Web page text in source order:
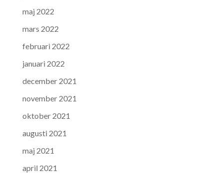
maj 2022
mars 2022
februari 2022
januari 2022
december 2021
november 2021
oktober 2021
augusti 2021
maj 2021
april 2021